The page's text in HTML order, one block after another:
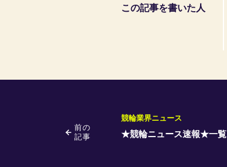
この記事を書いた人
前の
記事
競輪業界ニュース
★競輪ニュース速報★一覧